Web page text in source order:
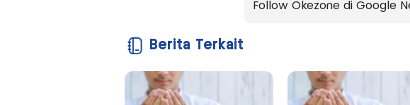
Follow Okezone di Google
Berita Terkait